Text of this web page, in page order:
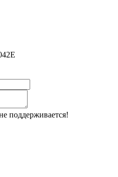
поддерживается!